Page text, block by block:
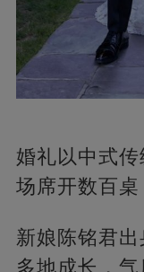
婚礼以中式
场席开数百桌
新娘陈铭君
多地成长，